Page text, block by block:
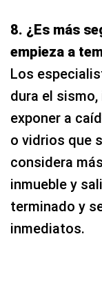
8. ¿Es más
empieza a
Los
dura el
exponer a
o vidrios que
considera
inmueble y
terminado y
inmediatos.